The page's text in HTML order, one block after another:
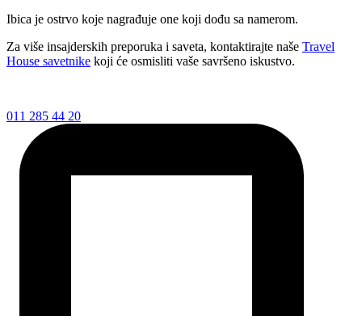
Ibica je ostrvo koje nagrađuje one koji dođu sa namerom.
Za više insajderskih preporuka i saveta, kontaktirajte naše Travel
House savetnike koji će osmisliti vaše savršeno iskustvo.
011 285 44 20